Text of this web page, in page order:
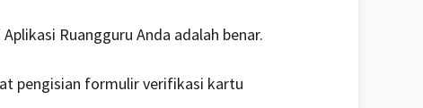
Ruangguru Anda adalah benar.
pengisian formulir verifikasi kartu